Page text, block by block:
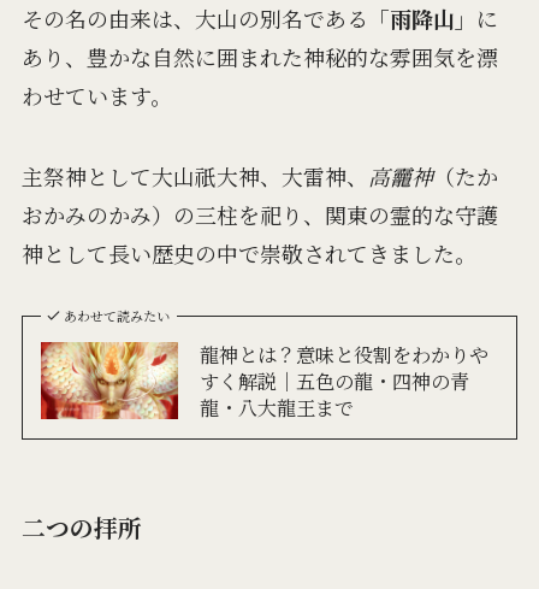
その名の由来は、大山の別名である 「雨降山」 に
あり、豊かな自然に囲まれた神秘的な雰囲気を漂
わせています。
主祭神として大山祇大神、大雷神、 高龗神（たか
おかみのかみ）の三柱を祀り、関東の霊的な守護
神として長い歴史の中で崇敬されてきました。
あわせて読みたい
龍神とは？意味と役割をわかりや
すく解説｜五色の龍・四神の青
龍・八大龍王まで
二つの拝所